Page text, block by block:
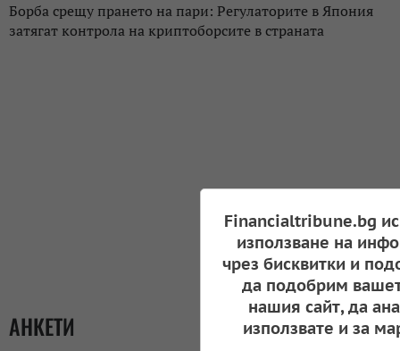
Борба срещу прането на пари: Регулаторите в Япония
затягат контрола на криптоборсите в страната
АНКЕТИ
Financialtribune.bg
използване на
чрез бисквитки и
да подобрим
нашия сайт, да
използвате и за